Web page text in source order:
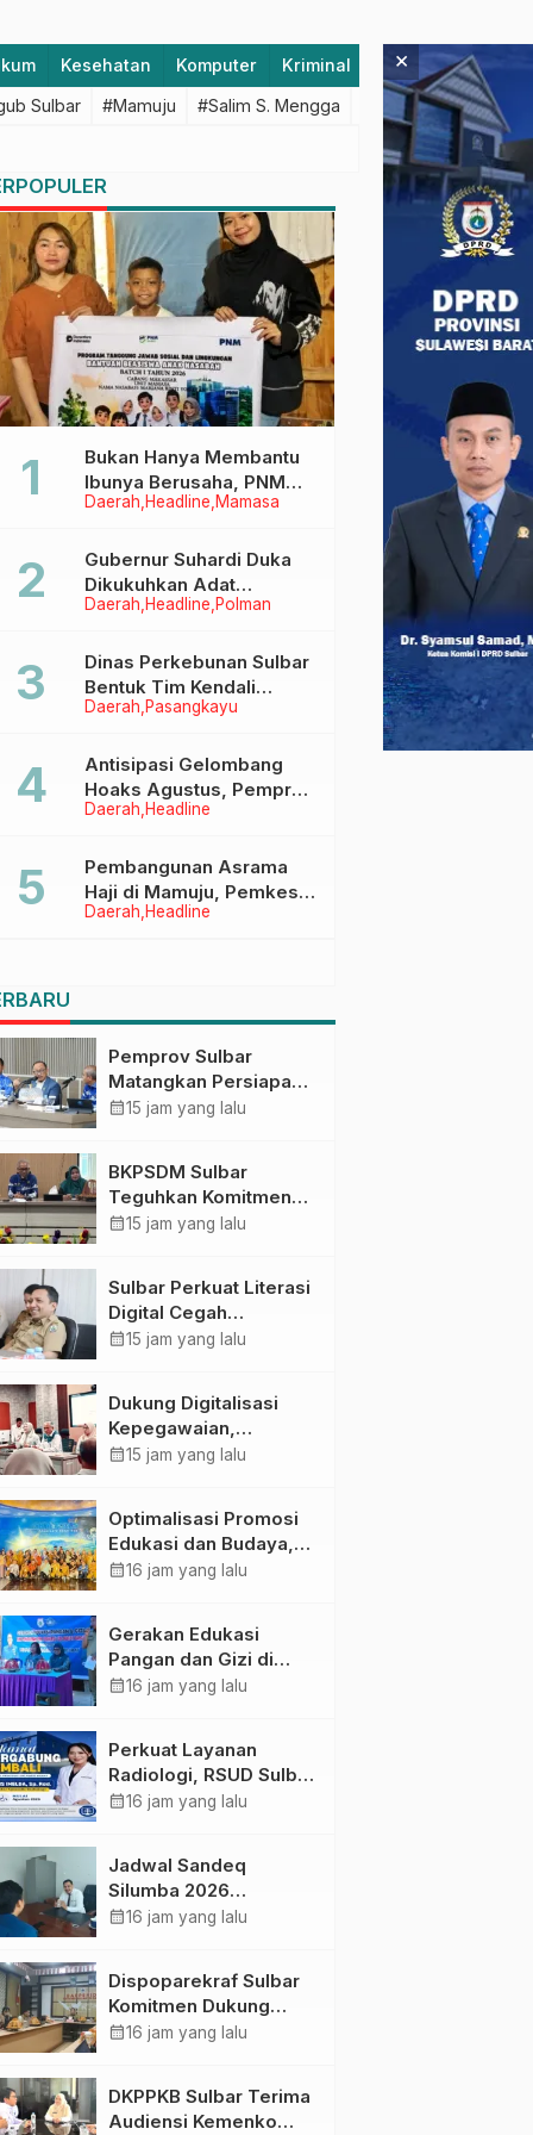
Kesehatan Komputer Kriminal Lifestyle
Sulbar #Mamuju #Salim S. Mengga #featured #Polda
Daerah Headline Mamasa
Bukan Hanya Membantu
Ibunya Berusaha, PNM
Juga Menjaga Mimpi
Menggapai Cita-Cita
Daerah Headline Polman
Gubernur Suhardi Duka
Dikukuhkan Adat
Balanipa, Raih Gelar Sulo
Daerah Pasangkayu
Dinas Perkebunan Sulbar
Bentuk Tim Kendali
Internal ICS untuk Dukung
di Pasangkayu
Daerah Headline
Antisipasi Gelombang
Hoaks Agustus, Pemprov
Sulbar Ajak Warga Jaga
Daerah Headline
Pembangunan Asrama
Haji di Mamuju, Pemkesra
dan Kementerian Haji
Pemprov Sulbar
Matangkan Persiapan
HUT Ke-81 RI, Puncak
calendar_month15 jam yang lalu
BKPSDM Sulbar
Teguhkan Komitmen
Pengembangan
Penandatanganan
Perjanjian Tugas
Belajar 2026
calendar_month15 jam yang lalu
Sulbar Perkuat Literasi
Digital Cegah
Kejahatan Love
calendar_month15 jam yang lalu
Dukung Digitalisasi
Kepegawaian,
DPMPTSP Sulbar Siap
calendar_month15 jam yang lalu
Optimalisasi Promosi
Edukasi dan Budaya,
Anjungan Provinsi
Bersama Sky World
TMII
calendar_month16 jam yang lalu
Gerakan Edukasi
Pangan dan Gizi di
Mamasa: Tingkatkan
dalam Pemenuhan Gizi
calendar_month16 jam yang lalu
Perkuat Layanan
Radiologi, RSUD Sulbar
Sambut Kembali dr. Iis
calendar_month16 jam yang lalu
Jadwal Sandeq
Silumba 2026
Disesuaikan,
Tetap Dimatangkan
calendar_month16 jam yang lalu
Dispoparekraf Sulbar
Komitmen Dukung
Penyusunan RAD
calendar_month16 jam yang lalu
DKPPKB Sulbar Terima
Audiensi Kemenko
×